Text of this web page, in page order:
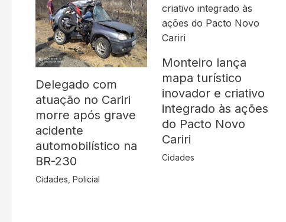
Delegado com
atuação no Cariri
morre após grave
acidente
automobilístico na
BR-230
Cidades Policial
Monteiro lança
mapa turístico
inovador e criativo
integrado às ações
do Pacto Novo
Cariri
Cidades